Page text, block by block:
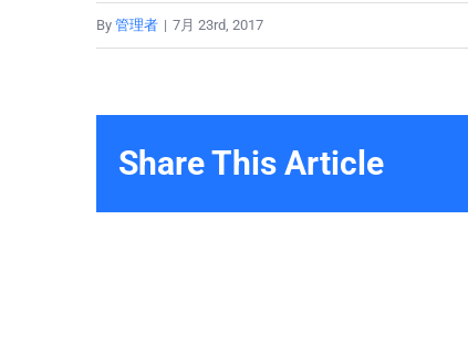
By 管理者 | 7月 23rd, 2017
Share This Article